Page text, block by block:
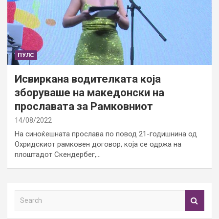
ПУЛС
Исвиркана водителката која
зборуваше на македонски на
прославата за Рамковниот
14/08/2022
На синоќешната прослава по повод 21-годишнина од
Охридскиот рамковен договор, која се одржа на
плоштадот Скендербег,…